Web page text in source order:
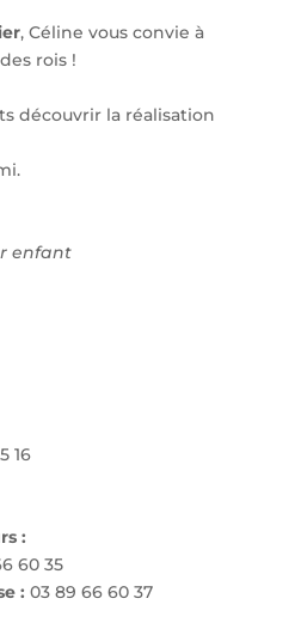
, Céline vous convie à
rois !
découvrir la réalisation
enfant
16
:
60 35
: 03 89 66 60 37